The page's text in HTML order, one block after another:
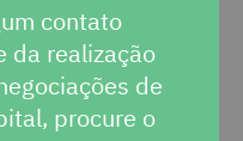
contato
da realização
de
procure o